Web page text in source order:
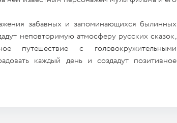
забавных и запоминающихся былинных
неповторимую атмосферу русских сказок,
путешествие с головокружительными
каждый день и создадут позитивное